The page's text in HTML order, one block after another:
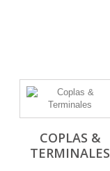
COPLAS &
TERMINALES